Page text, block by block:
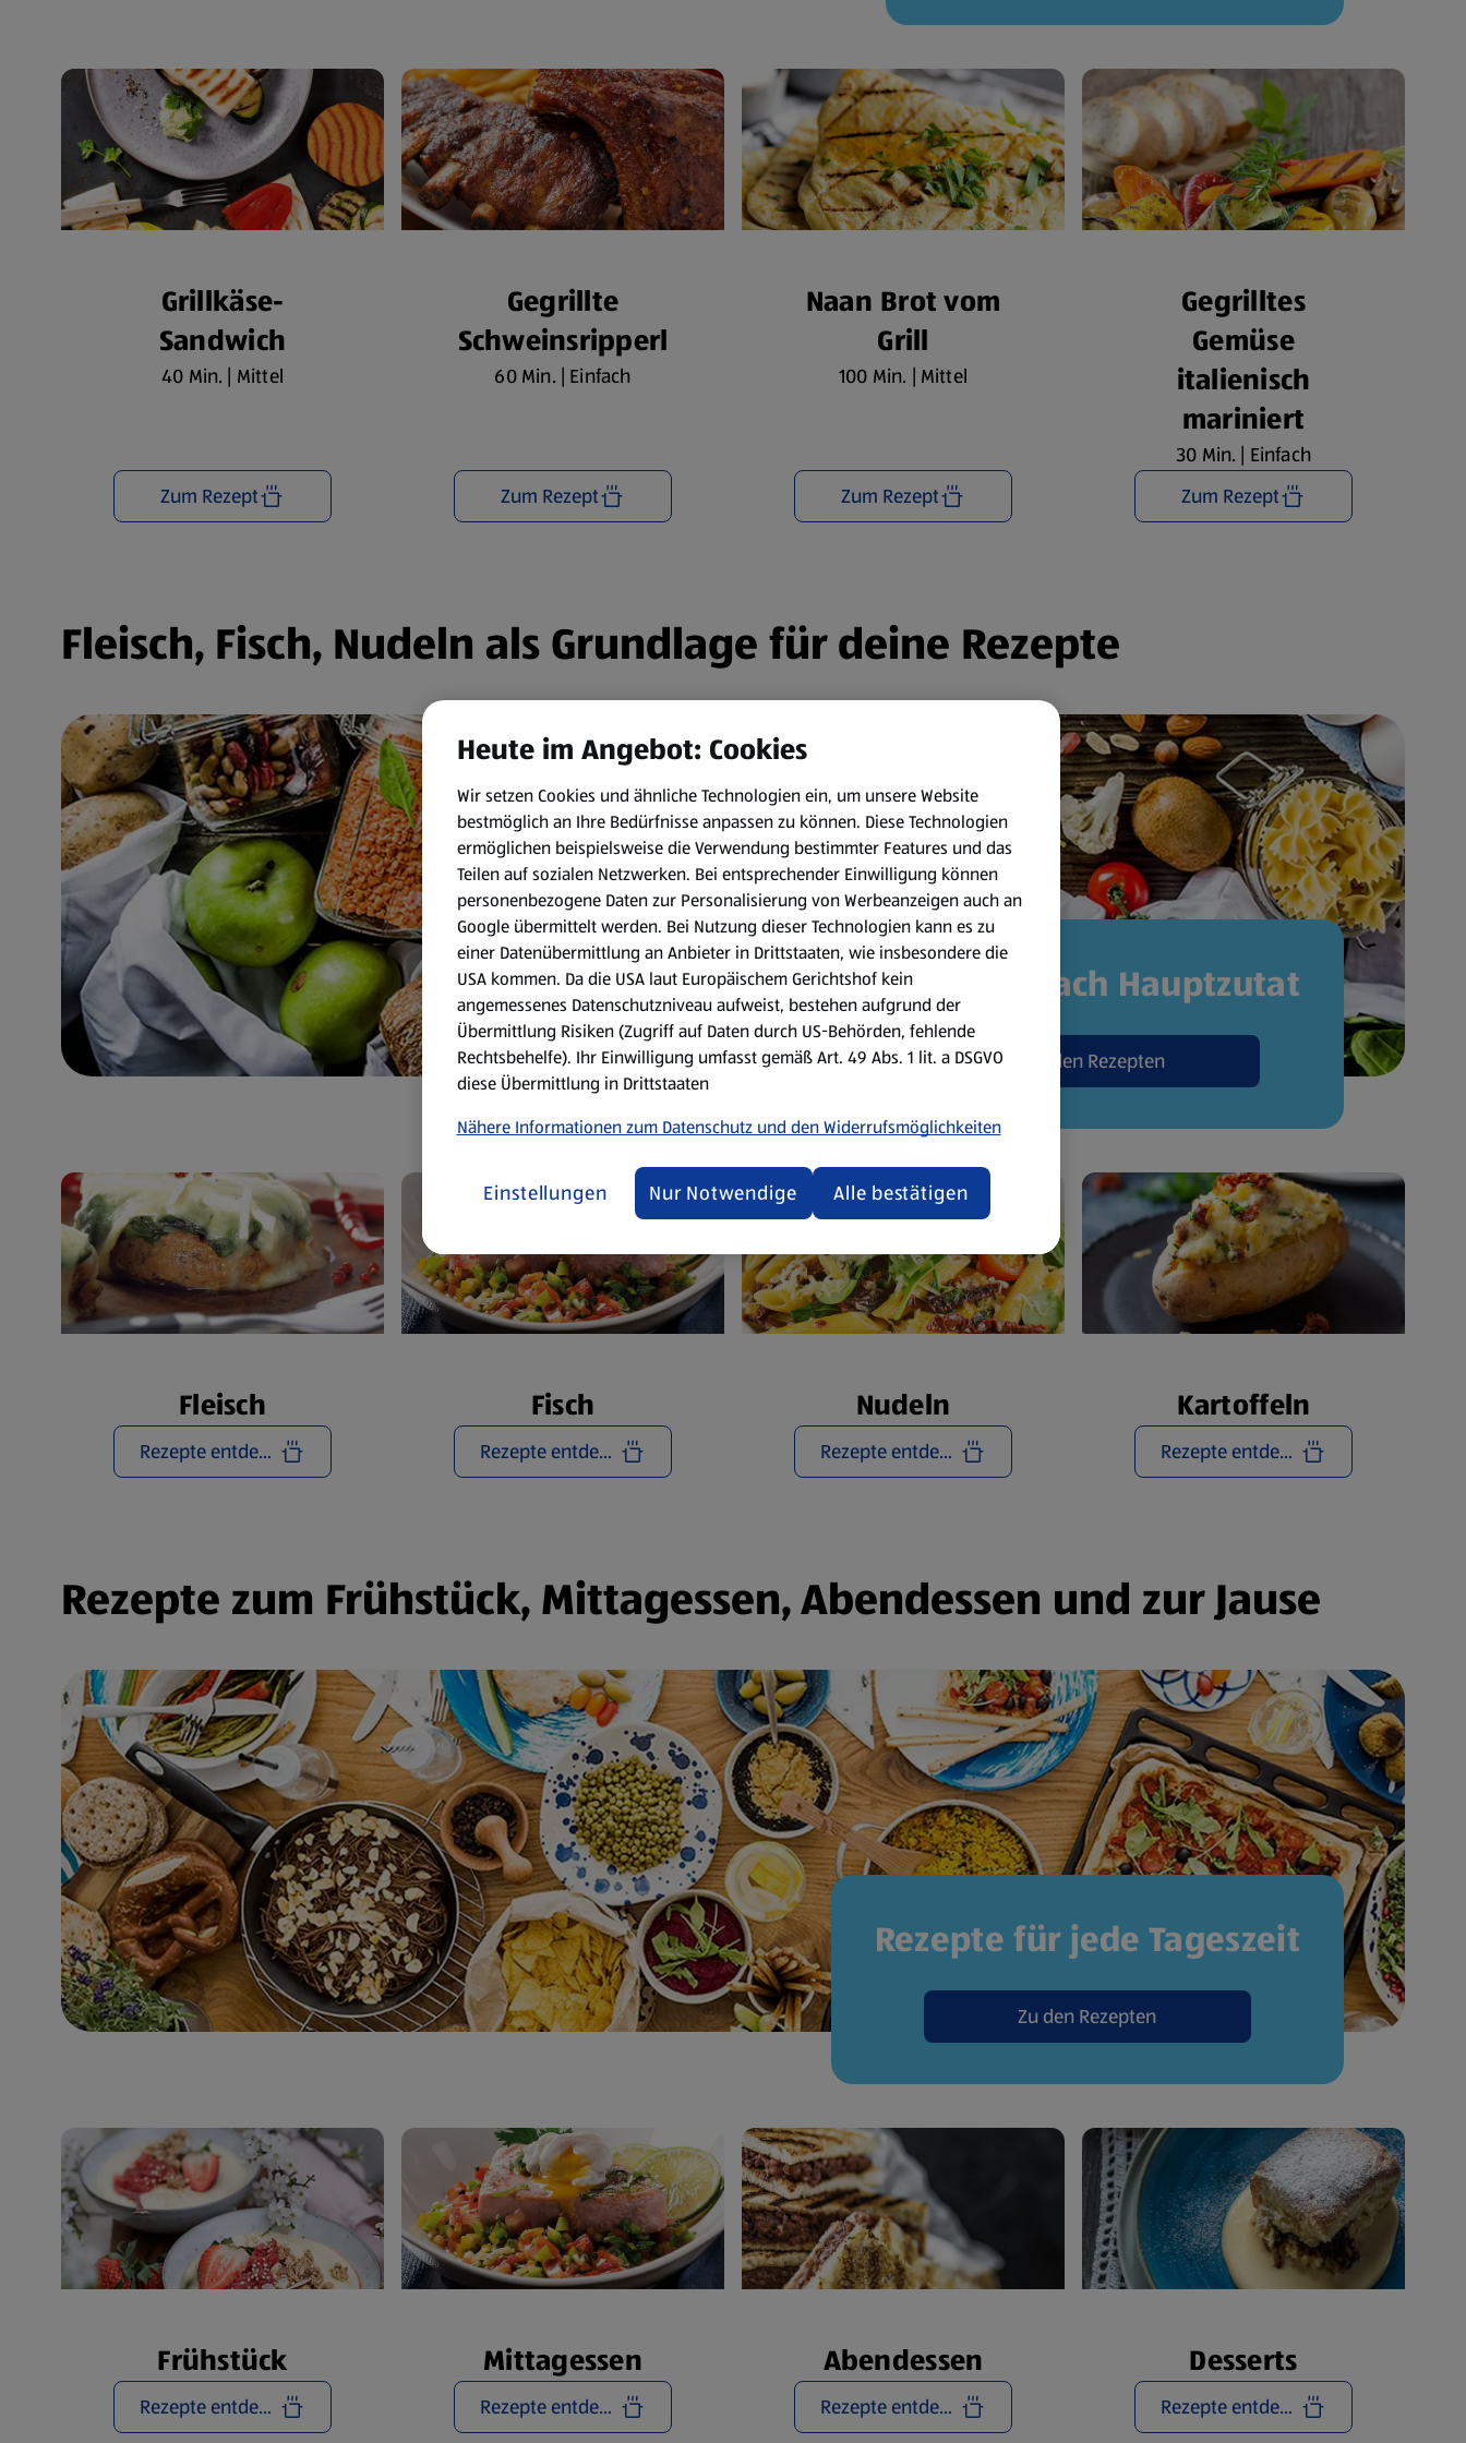
Grillkäse-
Sandwich
40 Min. | Mittel
Zum Rezept
Gegrillte
Schweinsripperl
60 Min. | Einfach
Zum Rezept
Naan Brot vom
Grill
100 Min. | Mittel
Zum Rezept
Gegrilltes
Gemüse
italienisch
mariniert
30 Min. | Einfach
Zum Rezept
Fleisch, Fisch, Nudeln als Grundlage für deine Rezepte
Rezepte nach Hauptzutat
Zu den Rezepten
Fleisch
Rezepte entdecken
Fisch
Rezepte entdecken
Nudeln
Rezepte entdecken
Kartoffeln
Rezepte entdecken
Rezepte zum Frühstück, Mittagessen, Abendessen und zur Jause
Rezepte für jede Tageszeit
Zu den Rezepten
Frühstück
Rezepte entdecken
Mittagessen
Rezepte entdecken
Abendessen
Rezepte entdecken
Desserts
Rezepte entdecken
Heute im Angebot: Cookies
Wir setzen Cookies und ähnliche Technologien ein, um unsere Website
bestmöglich an Ihre Bedürfnisse anpassen zu können. Diese Technologien
ermöglichen beispielsweise die Verwendung bestimmter Features und das
Teilen auf sozialen Netzwerken. Bei entsprechender Einwilligung können
personenbezogene Daten zur Personalisierung von Werbeanzeigen auch an
Google übermittelt werden. Bei Nutzung dieser Technologien kann es zu
einer Datenübermittlung an Anbieter in Drittstaaten, wie insbesondere die
USA kommen. Da die USA laut Europäischem Gerichtshof kein
angemessenes Datenschutzniveau aufweist, bestehen aufgrund der
Übermittlung Risiken (Zugriff auf Daten durch US-Behörden, fehlende
Rechtsbehelfe). Ihr Einwilligung umfasst gemäß Art. 49 Abs. 1 lit. a DSGVO
diese Übermittlung in Drittstaaten
Nähere Informationen zum Datenschutz und den Widerrufsmöglichkeiten
Einstellungen Nur Notwendige Alle bestätigen